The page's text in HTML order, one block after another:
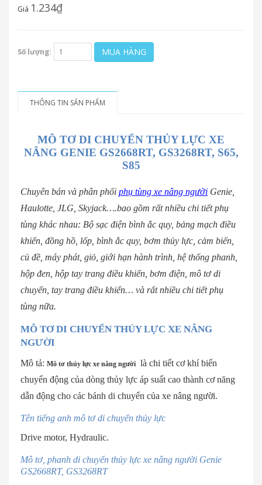
Giá 1.234₫
Số lượng: MUA HÀNG
THÔNG TIN SẢN PHẨM
MÔ TƠ DI CHUYỂN THỦY LỰC XE
NÂNG GENIE GS2668RT, GS3268RT, S65,
S85
Chuyên bán và phân phối phụ tùng xe nâng người Genie,
Haulotte, JLG, Skyjack….bao gồm rất nhiều chi tiết phụ
tùng khác nhau: Bộ sạc điện bình ắc quy, bảng mạch điều
khiển, đồng hồ, lốp, bình ắc quy, bơm thủy lực, cảm biến,
củ đề, máy phát, giỏ, giới hạn hành trình, hệ thống phanh,
hộp đen, hộp tay trang điều khiển, bơm điện, mô tơ di
chuyển, tay trang điều khiển… và rất nhiều chi tiết phụ
tùng nữa.
MÔ TƠ DI CHUYỂN THỦY LỰC XE NÂNG
NGƯỜI
Mô tả: Mô tơ thủy lực xe nâng người là chi tiết cơ khí biến
chuyển động của dòng thủy lực áp suất cao thành cơ năng
dẫn động cho các bánh di chuyển của xe nâng người.
Tên tiếng anh mô tơ di chuyển thủy lực
Drive motor, Hydraulic.
Mô tơ, phanh di chuyển thủy lực xe nâng người Genie
GS2668RT, GS3268RT